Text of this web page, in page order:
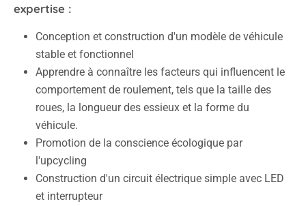
expertise :
Conception et construction d'un modèle de véhicule
stable et fonctionnel
Apprendre à connaître les facteurs qui influencent le
comportement de roulement, tels que la taille des
roues, la longueur des essieux et la forme du
véhicule.
Promotion de la conscience écologique par
l'upcycling
Construction d'un circuit électrique simple avec LED
et interrupteur